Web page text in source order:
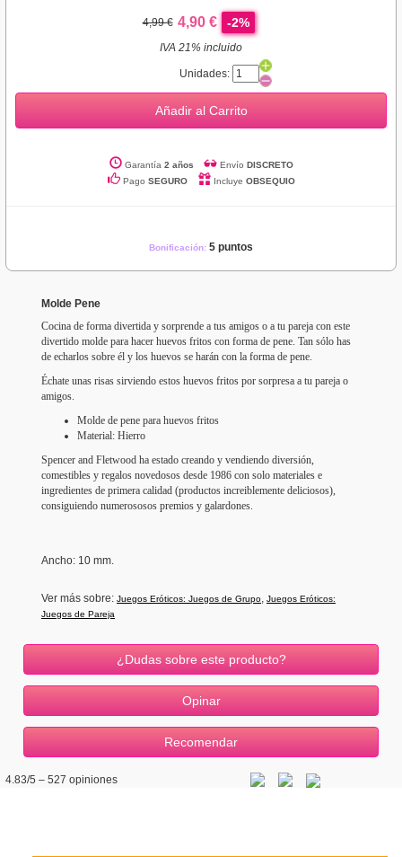
4,99 € 4,90 € -2%
IVA 21% incluido
Unidades:
Añadir al Carrito
Garantía 2 años Envío DISCRETO
Pago SEGURO Incluye OBSEQUIO
Bonificación: 5 puntos
Molde Pene
Cocina de forma divertida y sorprende a tus amigos o a tu pareja con este
divertido molde para hacer huevos fritos con forma de pene. Tan sólo has
de echarlos sobre él y los huevos se harán con la forma de pene.
Échate unas risas sirviendo estos huevos fritos por sorpresa a tu pareja o
amigos.
Molde de pene para huevos fritos
Material: Hierro
Spencer and Fletwood ha estado creando y vendiendo diversión,
comestibles y regalos novedosos desde 1986 con solo materiales e
ingredientes de primera calidad (productos increiblemente deliciosos),
consiguiendo numerososos premios y galardones.
Ancho: 10 mm.
Ver más sobre: Juegos Eróticos: Juegos de Grupo Juegos Eróticos:
Juegos de Pareja
¿Dudas sobre este producto?
4.83/5 – 527 opiniones